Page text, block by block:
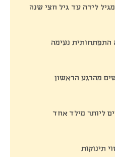
לידה עד גיל חצי שנה
התפתחותית נעימה
מהרגע הראשון
ליותר מילד אחד
תינוקות